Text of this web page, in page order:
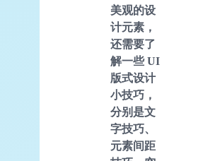
美观的设
计元素，
还需要了
解一些 UI
版式设计
小技巧，
分别是文
字技巧、
元素间距